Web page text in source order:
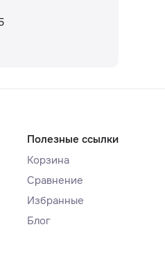
Полезные ссылки
Корзина
Сравнение
Избранные
Блог